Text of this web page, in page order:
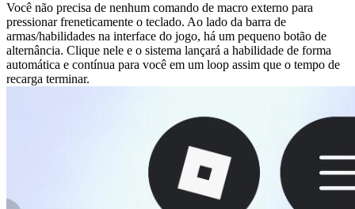
Você não precisa de nenhum comando de macro externo para
pressionar freneticamente o teclado. Ao lado da barra de
armas/habilidades na interface do jogo, há um pequeno botão de
alternância. Clique nele e o sistema lançará a habilidade de forma
automática e contínua para você em um loop assim que o tempo de
recarga terminar.